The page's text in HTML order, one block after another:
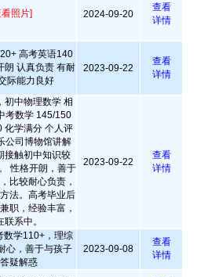
看照片] 2024-09-20
查看
详情
高考英语140
朗 认真负责 有耐
际能力良好
2023-09-22
查看
详情
初中物理数学 相
考数学 145/150
化学满分 个人评
公司博物馆讲解
接触初中知识较
性格开朗，善于
比较耐心负责，
法。高考毕业后
职，经验丰富，
系中。
2023-09-22
查看
详情
数学110+，理综
心，善于与孩子
疑解惑
2023-09-08
查看
详情